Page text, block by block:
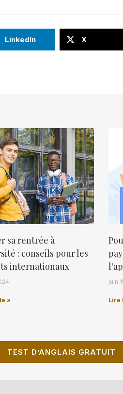
LinkedIn X
sa rentrée à
: conseils pour les
internationaux
»
juin
Lire
TEST D’ANGLAIS GRATUIT